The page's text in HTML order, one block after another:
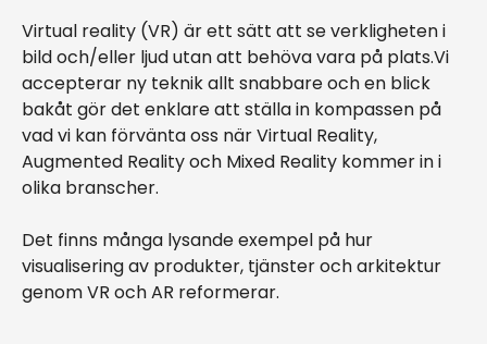
Virtual reality (VR) är ett sätt att se verkligheten i
bild och/eller ljud utan att behöva vara på plats.Vi
accepterar ny teknik allt snabbare och en blick
bakåt gör det enklare att ställa in kompassen på
vad vi kan förvänta oss när Virtual Reality,
Augmented Reality och Mixed Reality kommer in i
olika branscher.
Det finns många lysande exempel på hur
visualisering av produkter, tjänster och arkitektur
genom VR och AR reformerar.